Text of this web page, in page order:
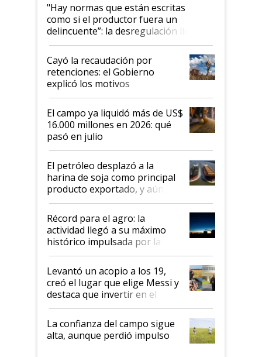
"Hay normas que están escritas
como si el productor fuera un
delincuente”: la desregulación llegó
al Congreso Aapresid y hasta se
habló del financiamiento al IPCVA
Cayó la recaudación por
retenciones: el Gobierno
explicó los motivos
El campo ya liquidó más de US$
16.000 millones en 2026: qué
pasó en julio
El petróleo desplazó a la
harina de soja como principal
producto exportado, y aún así
el agro aportó casi seis de cada
diez dólares y sostuvo el
liderazgo en un semestre
récord
Récord para el agro: la
actividad llegó a su máximo
histórico impulsada por la
cosecha y las exportaciones
Levantó un acopio a los 19,
creó el lugar que elige Messi y
destaca que invertir en el
kirchnerismo era como "darle
plata a un hijo para droga":
Juan Félix Rossetti, el libertario
que de una dura crisis salió
La confianza del campo sigue
alta, aunque perdió impulso